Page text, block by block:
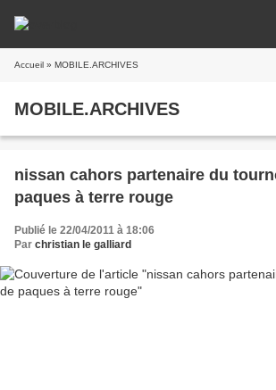
Accueil » MOBILE.ARCHIVES
MOBILE.ARCHIVES
nissan cahors partenaire du
paques à terre rouge
Publié le 22/04/2011 à 18:06
Par christian le galliard